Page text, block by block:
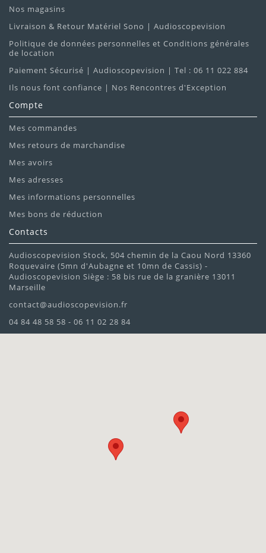
Nos magasins
Livraison & Retour Matériel Sono | Audioscopevision
Politique de données personnelles et Conditions générales
de location
Paiement Sécurisé | Audioscopevision | Tel : 06 11 022 884
Ils nous font confiance | Nos Rencontres d'Exception
Compte
Mes commandes
Mes retours de marchandise
Mes avoirs
Mes adresses
Mes informations personnelles
Mes bons de réduction
Contacts
Audioscopevision Stock, 504 chemin de la Caou Nord 13360
Roquevaire (5mn d'Aubagne et 10mn de Cassis) -
Audioscopevision Siège : 58 bis rue de la granière 13011
Marseille
contact@audioscopevision.fr
04 84 48 58 58 - 06 11 02 28 84